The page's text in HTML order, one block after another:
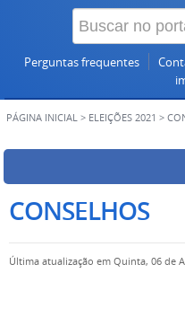
Perguntas frequentes
PÁGINA INICIAL > ELEIÇÕES 2021 >
CONSELHOS
Última atualização em Quinta, 06 de